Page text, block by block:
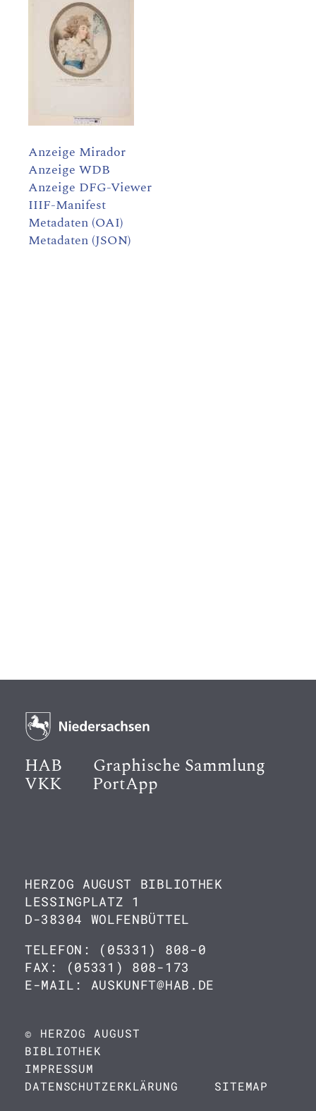
Anzeige Mirador
Anzeige WDB
Anzeige DFG-Viewer
IIIF-Manifest
Metadaten (OAI)
Metadaten (JSON)
HAB Graphische Sammlung
VKK PortApp
HERZOG AUGUST BIBLIOTHEK
LESSINGPLATZ 1
D-38304 WOLFENBÜTTEL
TELEFON: (05331) 808-0
FAX: (05331) 808-173
E-MAIL: AUSKUNFT@HAB.DE
© HERZOG AUGUST
BIBLIOTHEK
IMPRESSUM
DATENSCHUTZERKLÄRUNG
SITEMAP